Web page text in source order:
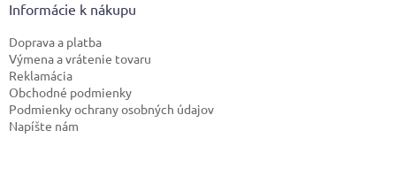
Informácie k nákupu
Doprava a platba
Výmena a vrátenie tovaru
Reklamácia
Obchodné podmienky
Podmienky ochrany osobných údajov
Napíšte nám